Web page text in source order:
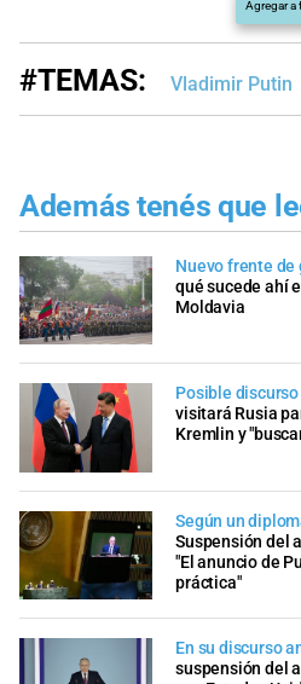
Agregar a
#TEMAS: Vladimir Putin
Además tenés que
Nuevo frente de
qué sucede ahí
Moldavia
Posible discurso
visitará Rusia
Kremlin y
Según un
Suspensión del
"El anuncio de
práctica"
En su discurso
suspensión del